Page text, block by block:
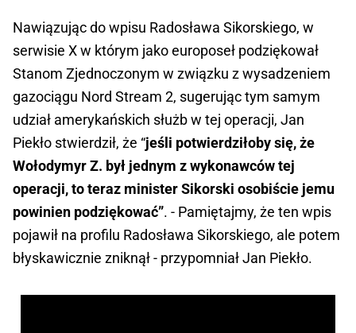
Nawiązując do wpisu Radosława Sikorskiego, w
serwisie X w którym jako europoseł podziękował
Stanom Zjednoczonym w związku z wysadzeniem
gazociągu Nord Stream 2, sugerując tym samym
udział amerykańskich służb w tej operacji, Jan
Piekło stwierdził, że “jeśli potwierdziłoby się, że
Wołodymyr Z. był jednym z wykonawców tej
operacji, to teraz minister Sikorski osobiście jemu
powinien podziękować”. - Pamiętajmy, że ten wpis
pojawił na profilu Radosława Sikorskiego, ale potem
błyskawicznie zniknął - przypomniał Jan Piekło.